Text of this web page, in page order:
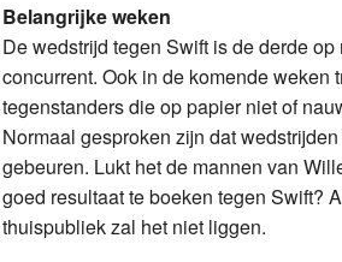
Belangrijke weken
De wedstrijd tegen Swift is de derde
concurrent. Ook in de komende weken
tegenstanders die op papier niet of
Normaal gesproken zijn dat
gebeuren. Lukt het de mannen van
goed resultaat te boeken tegen Swift?
thuispubliek zal het niet liggen.